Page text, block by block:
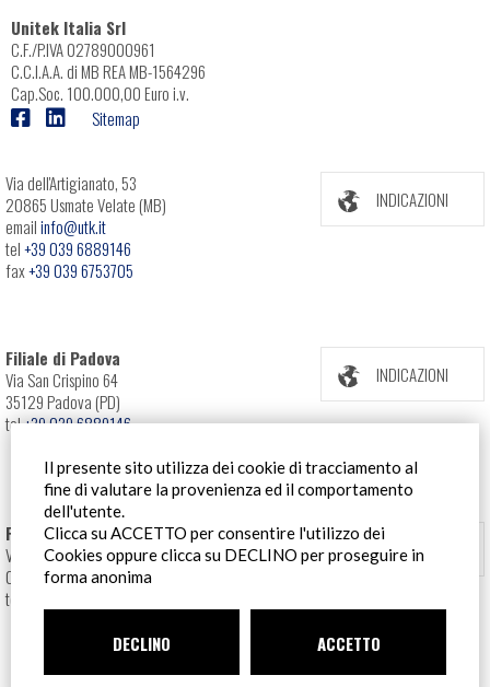
Il presente sito utilizza dei cookie di tracciamento al
fine di valutare la provenienza ed il comportamento
dell'utente.
Clicca su ACCETTO per consentire l'utilizzo dei
Cookies oppure clicca su DECLINO per proseguire in
forma anonima
DECLINO ACCETTO
Unitek Italia Srl
C.F./P.IVA 02789000961
C.C.I.A.A. di MB REA MB-1564296
Cap.Soc. 100.000,00 Euro i.v.
Sitemap
Via dell'Artigianato, 53
20865 Usmate Velate (MB)
emailinfo@utk.it
tel+39 039 6889146
fax+39 039 6753705
INDICAZIONI
Filiale di Padova
Via San Crispino 64
35129 Padova (PD)
tel+39 039 6889146
INDICAZIONI
Filiale Roma
Via Pontina 583
00128 Roma (RM)
tel
INDICAZIONI